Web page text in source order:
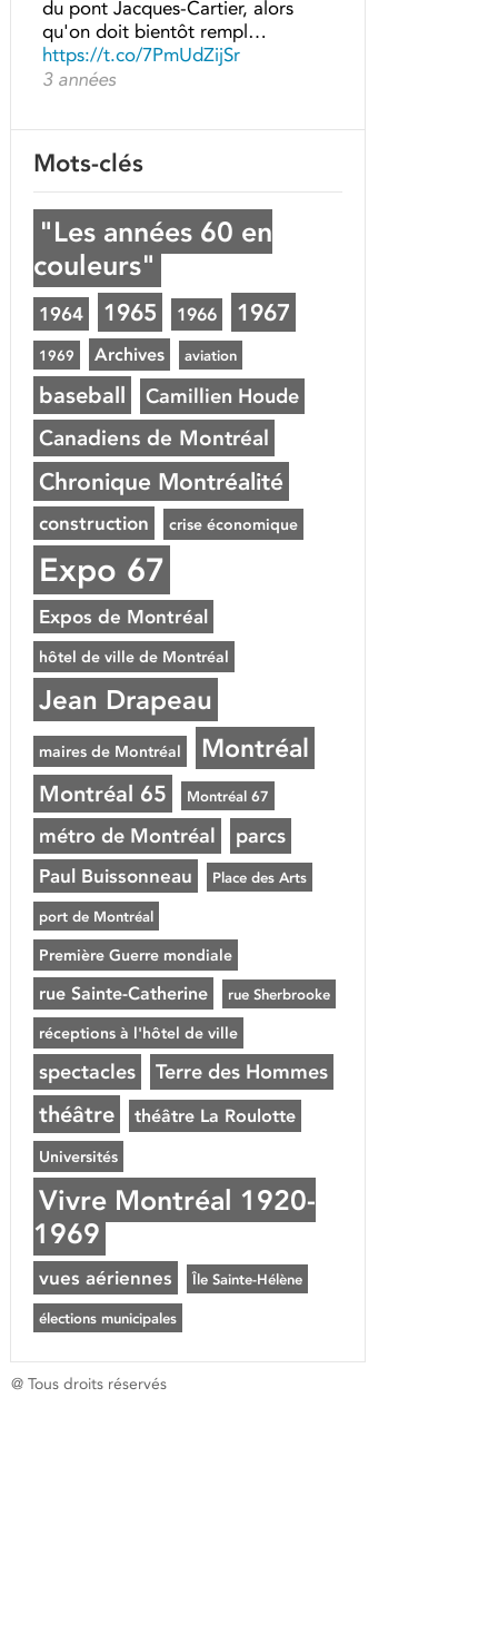
du pont Jacques-Cartier, alors
qu'on doit bientôt rempl…
https://t.co/7PmUdZijSr
3 années
Mots-clés
"Les années 60 en
couleurs"
1964 1965 1966 1967
1969 Archives aviation
baseball Camillien Houde
Canadiens de Montréal
Chronique Montréalité
construction crise économique
Expo 67
Expos de Montréal
hôtel de ville de Montréal
Jean Drapeau
maires de Montréal Montréal
Montréal 65 Montréal 67
métro de Montréal parcs
Paul Buissonneau Place des Arts
port de Montréal
Première Guerre mondiale
rue Sainte-Catherine rue Sherbrooke
réceptions à l'hôtel de ville
spectacles Terre des Hommes
théâtre théâtre La Roulotte
Universités
Vivre Montréal 1920-
1969
vues aériennes Île Sainte-Hélène
élections municipales
@ Tous droits réservés